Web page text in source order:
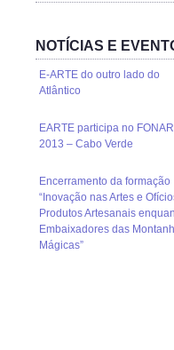
NOTÍCIAS E
E-ARTE do outro lado do
Atlântico
EARTE participa no
2013 – Cabo Verde
Encerramento da formação
“Inovação nas Artes e
Produtos Artesanais
Embaixadores das
Mágicas”